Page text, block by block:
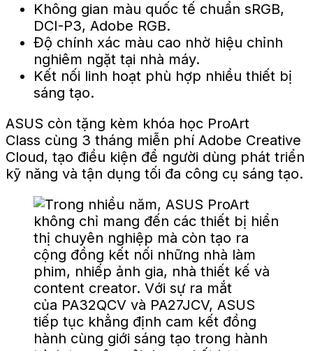
Không gian màu quốc tế chuẩn sRGB,
DCI-P3, Adobe RGB.
Độ chính xác màu cao nhờ hiệu chỉnh
nghiêm ngặt tại nhà máy.
Kết nối linh hoạt phù hợp nhiều thiết bị
sáng tạo.
ASUS còn tặng kèm khóa học ProArt
Class cùng 3 tháng miễn phí Adobe Creative
Cloud, tạo điều kiện để người dùng phát triển
kỹ năng và tận dụng tối đa công cụ sáng tạo.